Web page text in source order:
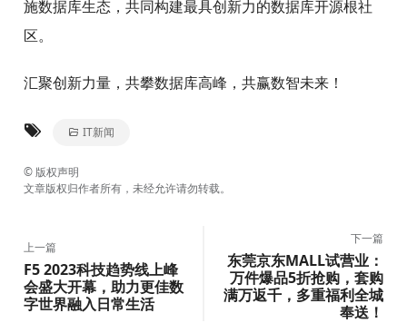
施数据库生态，共同构建最具创新力的数据库开源根社
区。
汇聚创新力量，共攀数据库高峰，共赢数智未来！
IT新闻
© 版权声明
文章版权归作者所有，未经允许请勿转载。
上一篇
F5 2023科技趋势线上峰
会盛大开幕，助力更佳数
字世界融入日常生活
下一篇
东莞京东MALL试营业：
万件爆品5折抢购，套购
满万返千，多重福利全城
奉送！